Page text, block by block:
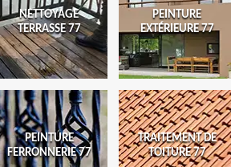
NETTOYAGE
TERRASSE 77
PEINTURE
EXTÉRIEURE 77
PEINTURE
FERRONNERIE 77
TRAITEMENT DE
TOITURE 77